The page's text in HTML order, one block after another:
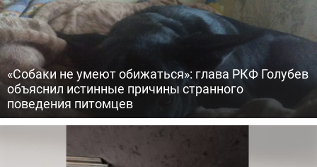
«Собаки не умеют обижаться»: глава РКФ Голубев
объяснил истинные причины странного
поведения питомцев